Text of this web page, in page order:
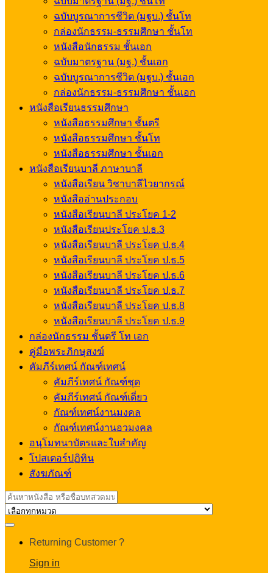
ฉบับบูรณาการชีวิต (มฐบ.) ชั้นโท
กล่องนักธรรม-ธรรมศึกษา ชั้นโท
หนังสือนักธรรม ชั้นเอก
ฉบับมาตรฐาน (มฐ.) ชั้นเอก
ฉบับบูรณาการชีวิต (มฐบ.) ชั้นเอก
กล่องนักธรรม-ธรรมศึกษา ชั้นเอก
หนังสือเรียนธรรมศึกษา
หนังสือธรรมศึกษา ชั้นตรี
หนังสือธรรมศึกษา ชั้นโท
หนังสือธรรมศึกษา ชั้นเอก
หนังสือเรียนบาลี ภาษาบาลี
หนังสือเรียน วิชาบาลีไวยากรณ์
หนังสืออ่านประกอบ
หนังสือเรียนบาลี ประโยค 1-2
หนังสือเรียนประโยค ป.ธ.3
หนังสือเรียนบาลี ประโยค ป.ธ.4
หนังสือเรียนบาลี ประโยค ป.ธ.5
หนังสือเรียนบาลี ประโยค ป.ธ.6
หนังสือเรียนบาลี ประโยค ป.ธ.7
หนังสือเรียนบาลี ประโยค ป.ธ.8
หนังสือเรียนบาลี ประโยค ป.ธ.9
กล่องนักธรรม ชั้นตรี โท เอก
คู่มือพระภิกษุสงฆ์
คัมภีร์เทศน์ กัณฑ์เทศน์
คัมภีร์เทศน์ กัณฑ์ชุด
คัมภีร์เทศน์ กัณฑ์เดี่ยว
กัณฑ์เทศน์งานมงคล
กัณฑ์เทศน์งานอวมงคล
อนุโมทนาบัตรและใบสำคัญ
โปสเตอร์ปฏิทิน
สังฆภัณฑ์
Search
for:
Returning Customer ?
Sign in